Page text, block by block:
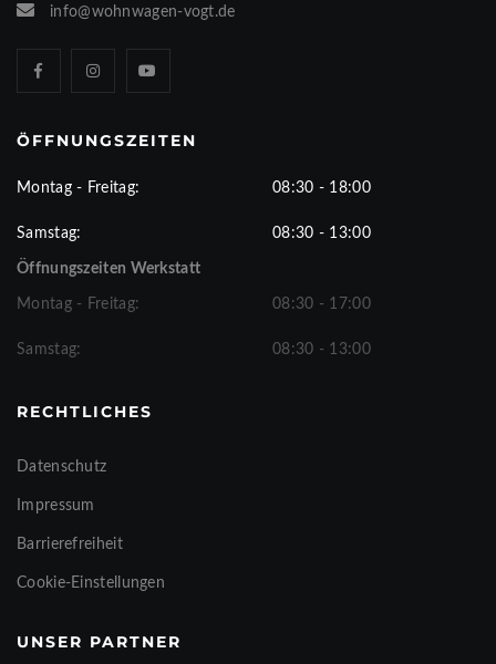
info@wohnwagen-vogt.de
ÖFFNUNGSZEITEN
Montag - Freitag: 08:30 - 18:00
Samstag: 08:30 - 13:00
Öffnungszeiten Werkstatt
Montag - Freitag: 08:30 - 17:00
Samstag: 08:30 - 13:00
RECHTLICHES
Datenschutz
Impressum
Barrierefreiheit
Cookie-Einstellungen
UNSER PARTNER